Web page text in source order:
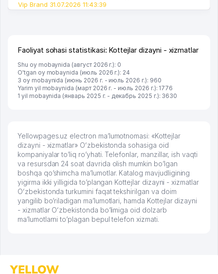
Vip Brand 31.07.2026 11:43:39
Faoliyat sohasi statistikasi: Kottejlar dizayni - xizmatlar
Shu oy mobaynida (август 2026 г.): 0
O'tgan oy mobaynida (июль 2026 г.): 24
3 oy mobaynida (июнь 2026 г. - июль 2026 г.): 960
Yarim yil mobaynida (март 2026 г. - июль 2026 г.): 1776
1 yil mobaynida (январь 2025 г. - декабрь 2025 г.): 3630
Yellowpages.uz electron ma’lumotnomasi: «Kottejlar
dizayni - xizmatlar» Oʻzbekistonda sohasiga oid
kompaniyalar to’liq ro’yhati. Telefonlar, manzillar, ish vaqti
va resursdan 24 soat davrida olish mumkin bo’lgan
boshqa qo’shimcha ma’lumotlar. Katalog mavjudligining
yigirma ikki yilligida to’plangan Kottejlar dizayni - xizmatlar
Oʻzbekistonda turkumini faqat tekshirilgan va doim
yangilib bo’riladigan ma’lumotlari, hamda Kottejlar dizayni
- xizmatlar Oʻzbekistonda bo’limiga oid dolzarb
ma’lumotlarni to’plagan bepul telefon xizmati.